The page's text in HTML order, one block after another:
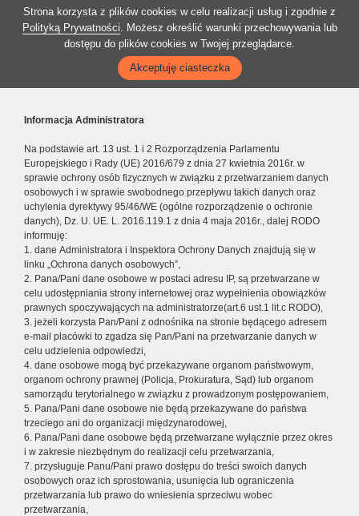
Strona korzysta z plików cookies w celu realizacji usług i zgodnie z
Polityką Prywatności. Możesz określić warunki przechowywania lub
dostępu do plików cookies w Twojej przeglądarce.
Akceptuję ciasteczka
Informacja Administratora
Na podstawie art. 13 ust. 1 i 2 Rozporządzenia Parlamentu
Europejskiego i Rady (UE) 2016/679 z dnia 27 kwietnia 2016r. w
sprawie ochrony osób fizycznych w związku z przetwarzaniem danych
osobowych i w sprawie swobodnego przepływu takich danych oraz
uchylenia dyrektywy 95/46/WE (ogólne rozporządzenie o ochronie
danych), Dz. U. UE. L. 2016.119.1 z dnia 4 maja 2016r., dalej RODO
informuję:
1. dane Administratora i Inspektora Ochrony Danych znajdują się w
linku „Ochrona danych osobowych”,
2. Pana/Pani dane osobowe w postaci adresu IP, są przetwarzane w
celu udostępniania strony internetowej oraz wypełnienia obowiązków
prawnych spoczywających na administratorze(art.6 ust.1 lit.c RODO),
3. jeżeli korzysta Pan/Pani z odnośnika na stronie będącego adresem
e-mail placówki to zgadza się Pan/Pani na przetwarzanie danych w
celu udzielenia odpowiedzi,
4. dane osobowe mogą być przekazywane organom państwowym,
organom ochrony prawnej (Policja, Prokuratura, Sąd) lub organom
samorządu terytorialnego w związku z prowadzonym postępowaniem,
5. Pana/Pani dane osobowe nie będą przekazywane do państwa
trzeciego ani do organizacji międzynarodowej,
6. Pana/Pani dane osobowe będą przetwarzane wyłącznie przez okres
i w zakresie niezbędnym do realizacji celu przetwarzania,
7. przysługuje Panu/Pani prawo dostępu do treści swoich danych
osobowych oraz ich sprostowania, usunięcia lub ograniczenia
przetwarzania lub prawo do wniesienia sprzeciwu wobec
przetwarzania,